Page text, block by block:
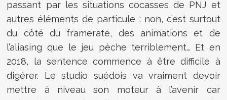
passant par les situations cocasses de PNJ et
autres éléments de particule : non, c’est surtout
du côté du framerate, des animations et de
l’aliasing que le jeu pèche terriblement… Et en
2018, la sentence commence à être difficile à
digérer. Le studio suédois va vraiment devoir
mettre à niveau son moteur à l’avenir car